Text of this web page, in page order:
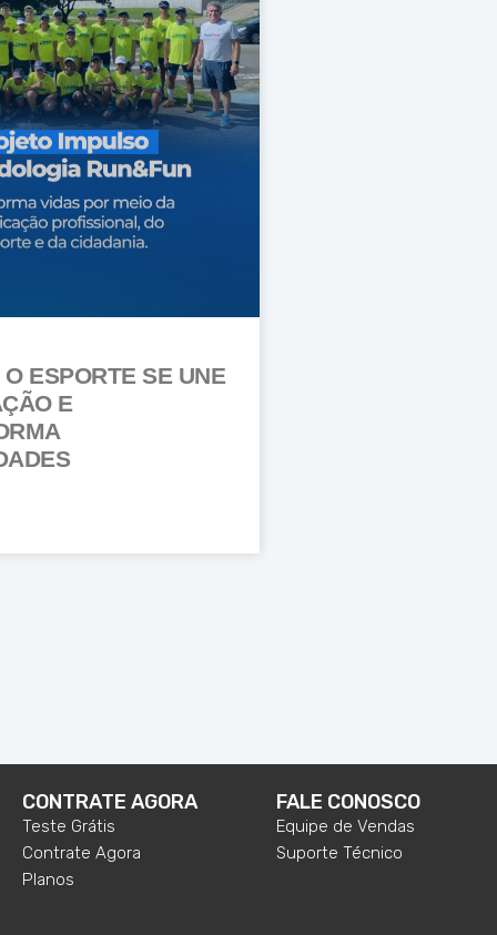
ESPORTE SE UNE
E
CONTRATE AGORA
Teste Grátis
Contrate Agora
Planos
FALE CONOSCO
Equipe de Vendas
Suporte Técnico